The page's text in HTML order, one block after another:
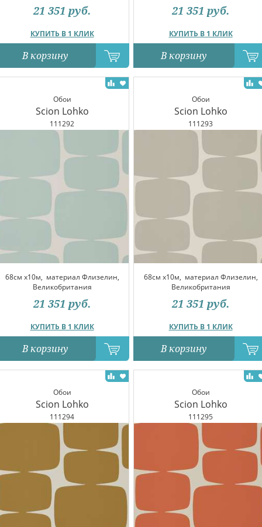
КУПИТЬ В 1 КЛИК
21 351 руб.
В корзину
КУПИТЬ В 1 КЛИК
21 351 руб.
В корзину
Обои
Scion Lohko
111292
68см x10м, материал Флизелин,
Великобритания
КУПИТЬ В 1 КЛИК
21 351 руб.
В корзину
Обои
Scion Lohko
111293
68см x10м, материал Флизелин,
Великобритания
КУПИТЬ В 1 КЛИК
21 351 руб.
В корзину
Обои
Scion Lohko
111294
Обои
Scion Lohko
111295